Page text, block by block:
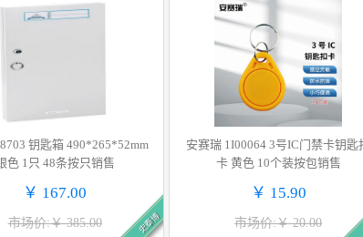
钥匙箱 490*265*52mm
色 1只 48条按只销售
￥ 167.00
市场价:￥ 385.00 史泰博
安赛瑞 1I00064 3号IC门禁卡钥匙
卡 黄色 10个装按包销售
￥ 15.90
市场价:￥ 20.00